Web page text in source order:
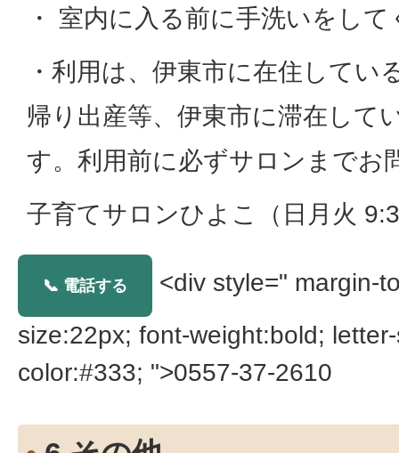
・ 室内に入る前に手洗いをし
・利用は、伊東市に在住してい
帰り出産等、伊東市に滞在して
す。利用前に必ずサロンまでお
子育てサロンひよこ（日月火
📞 電話する
<div style=" margin-
size:22px; font-weight:bold;
color:#333; ">0557-37-2610